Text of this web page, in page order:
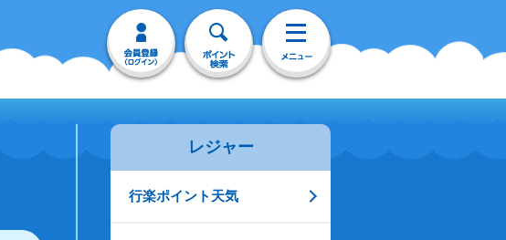
レジャー
行楽ポイント天気